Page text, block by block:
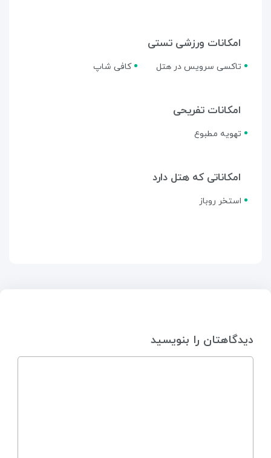
امکانات ورزشی تستی
تاکسی سرویس در هتل کافی شاپ
امکانات تفریحی
تهویه مطبوع
امکاناتی که هتل دارد
استخر روباز
دیدگاهتان را بنویسید